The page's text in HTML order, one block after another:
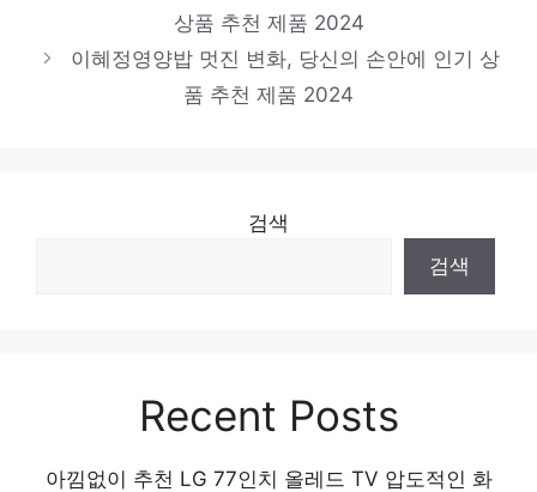
이효진궁중도가니탕
절대 후회하지 않을 최고의 선택 인기 상품
추천 제품 2024
상품 추천 제품 2024
이혜정영양밥 멋진 변화, 당신의 손안에 인기 상
품 추천 제품 2024
검색
검색
Recent Posts
아낌없이 추천 LG 77인치 올레드 TV 압도적인 화